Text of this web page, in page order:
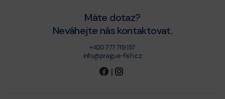
Máte dotaz?
Neváhejte nás kontaktovat.
+420 777 719 157
info@prague-fish.cz
|